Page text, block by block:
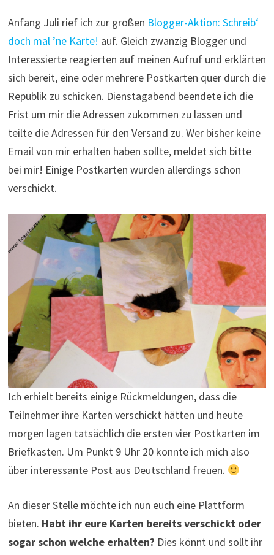
Anfang Juli rief ich zur großen Blogger-Aktion: Schreib‘
doch mal ’ne Karte! auf. Gleich zwanzig Blogger und
Interessierte reagierten auf meinen Aufruf und erklärten
sich bereit, eine oder mehrere Postkarten quer durch die
Republik zu schicken. Dienstagabend beendete ich die
Frist um mir die Adressen zukommen zu lassen und
teilte die Adressen für den Versand zu. Wer bisher keine
Email von mir erhalten haben sollte, meldet sich bitte
bei mir! Einige Postkarten wurden allerdings schon
verschickt.
Ich erhielt bereits einige Rückmeldungen, dass die
Teilnehmer ihre Karten verschickt hätten und heute
morgen lagen tatsächlich die ersten vier Postkarten im
Briefkasten. Um Punkt 9 Uhr 20 konnte ich mich also
über interessante Post aus Deutschland freuen.
An dieser Stelle möchte ich nun euch eine Plattform
bieten. Habt ihr eure Karten bereits verschickt oder
sogar schon welche erhalten? Dies könnt und sollt ihr